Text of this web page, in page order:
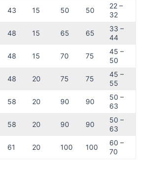
43 15 50 50
22 –
32
48 15 65 65
33 –
44
48 15 70 75
45 –
50
48 20 75 75
45 –
55
58 20 90 90
50 –
63
58 20 90 90
50 –
63
61 20 100 100
60 –
70